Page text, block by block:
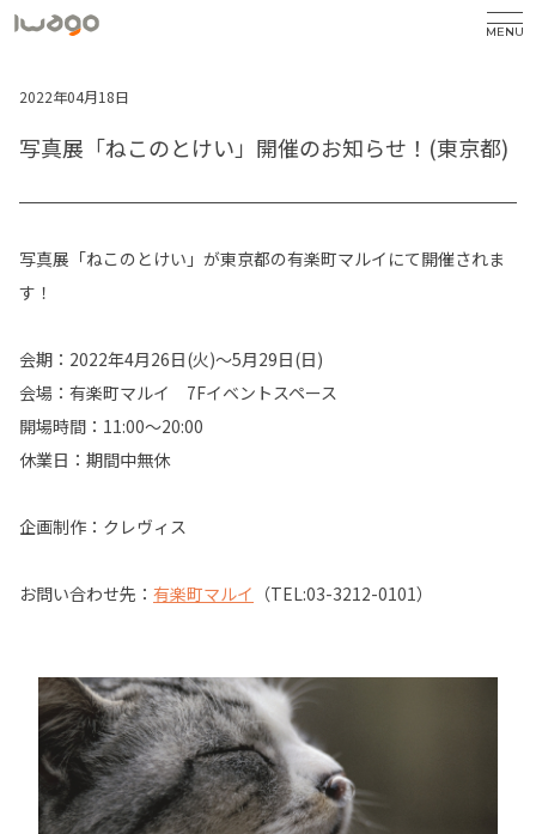
MENU
2022年04月18日
写真展「ねこのとけい」開催のお知らせ！(東京都)
写真展「ねこのとけい」が東京都の有楽町マルイにて開催されま
す！
会期：2022年4月26日(火)～5月29日(日)
会場：有楽町マルイ 7Fイベントスペース
開場時間：11:00～20:00
休業日：期間中無休
企画制作：クレヴィス
お問い合わせ先： 有楽町マルイ （TEL:03-3212-0101）